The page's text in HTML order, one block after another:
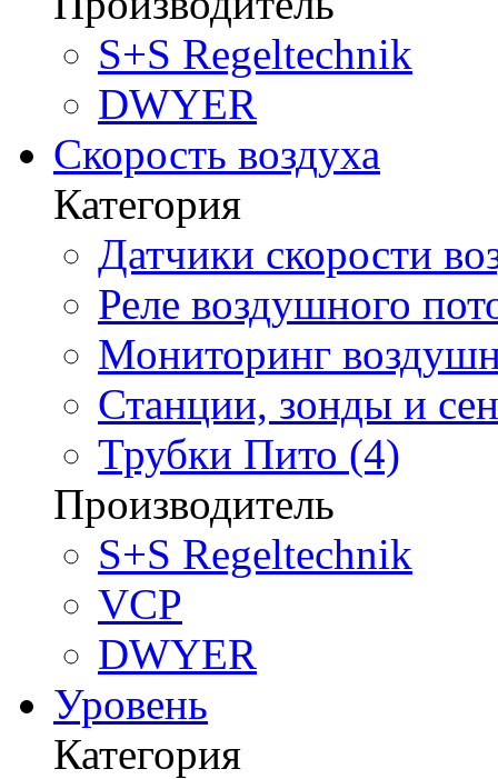
S+S Regeltechnik
DWYER
Скорость воздуха
Категория
Датчики скорости
Реле воздушного
Мониторинг
Станции, зонды и
Трубки Пито (4)
Производитель
S+S Regeltechnik
VCP
DWYER
Уровень
Категория